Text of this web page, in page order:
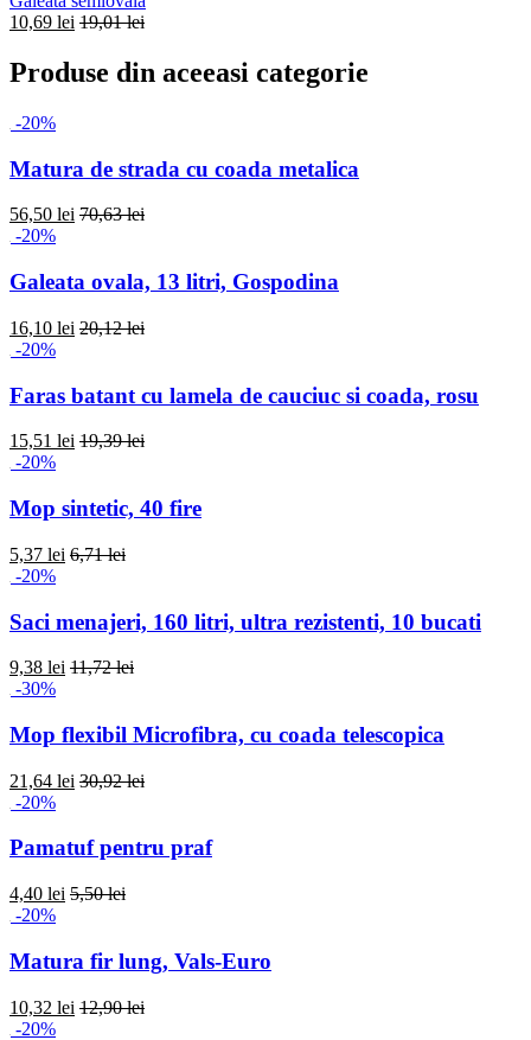
10,69 lei 19,01 lei
Produse din aceeasi categorie
-20%
Matura de strada cu coada metalica
56,50 lei 70,63 lei
-20%
Galeata ovala, 13 litri, Gospodina
16,10 lei 20,12 lei
-20%
Faras batant cu lamela de cauciuc si coada, rosu
15,51 lei 19,39 lei
-20%
Mop sintetic, 40 fire
5,37 lei 6,71 lei
-20%
Saci menajeri, 160 litri, ultra rezistenti, 10 bucati
9,38 lei 11,72 lei
-30%
Mop flexibil Microfibra, cu coada telescopica
21,64 lei 30,92 lei
-20%
Pamatuf pentru praf
4,40 lei 5,50 lei
-20%
Matura fir lung, Vals-Euro
10,32 lei 12,90 lei
-20%